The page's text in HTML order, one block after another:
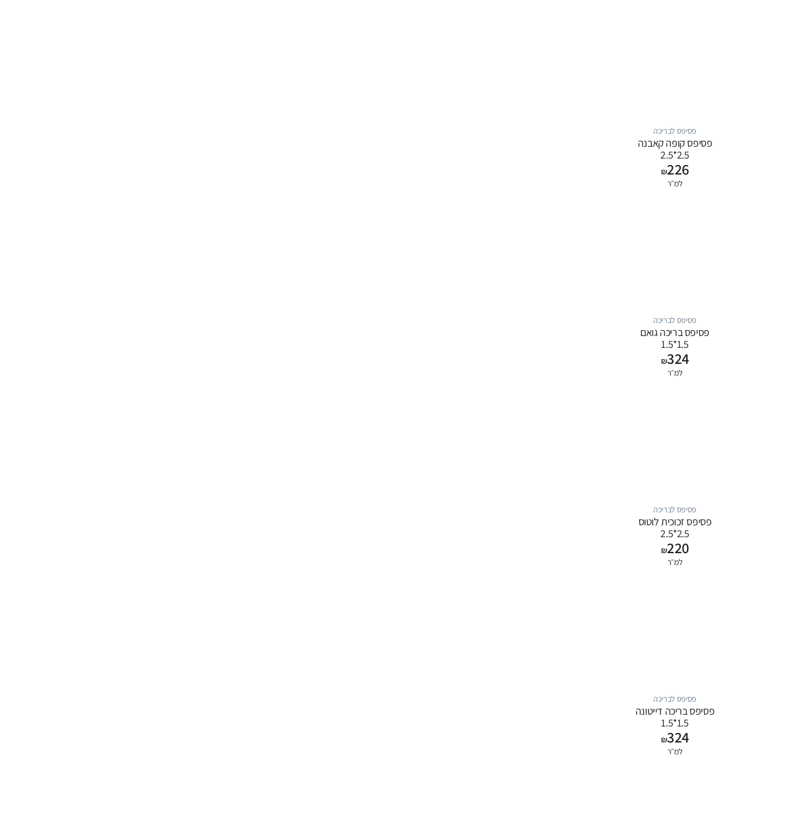
פסיפס לבריכה
פסיפס קופה קאבנה
2.5*2.5
₪226
למ״ר
פסיפס לבריכה
פסיפס בריכה גואם
1.5*1.5
₪324
למ״ר
פסיפס לבריכה
פסיפס זכוכית לוטוס
2.5*2.5
₪220
למ״ר
פסיפס לבריכה
פסיפס בריכה דייטונה
1.5*1.5
₪324
למ״ר